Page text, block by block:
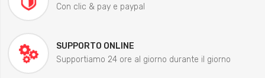
Con clic & pay e paypal
SUPPORTO ONLINE
Supportiamo 24 ore al giorno durante il giorno